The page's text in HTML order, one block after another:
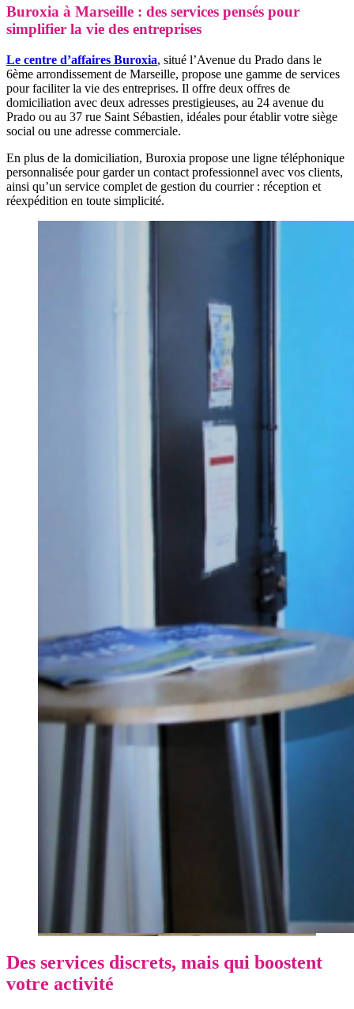
Buroxia à Marseille : des services pensés pour
simplifier la vie des entreprises
Le centre d’affaires Buroxia, situé l’Avenue du Prado dans le
6ème arrondissement de Marseille, propose une gamme de services
pour faciliter la vie des entreprises. Il offre deux offres de
domiciliation avec deux adresses prestigieuses, au 24 avenue du
Prado ou au 37 rue Saint Sébastien, idéales pour établir votre siège
social ou une adresse commerciale.
En plus de la domiciliation, Buroxia propose une ligne téléphonique
personnalisée pour garder un contact professionnel avec vos clients,
ainsi qu’un service complet de gestion du courrier : réception et
réexpédition en toute simplicité.
Des services discrets, mais qui boostent
votre activité